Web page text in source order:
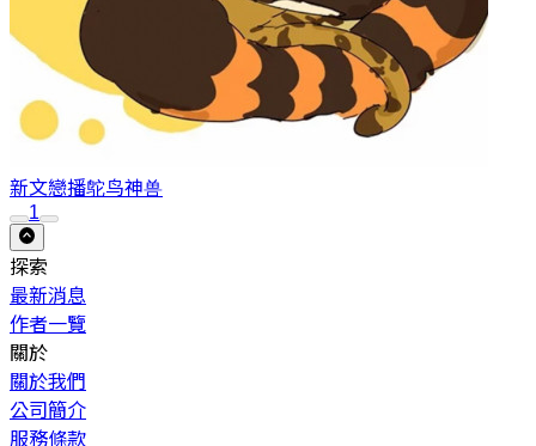
新文戀播鸵鸟神兽
1
探索
最新消息
作者一覽
關於
關於我們
公司簡介
服務條款